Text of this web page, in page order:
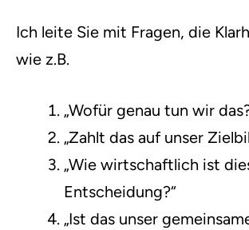
Ich leite Sie mit Fragen, die
wie z.B.
„Wofür genau tun wir
„Zahlt das auf unser
„Wie wirtschaftlich ist
Entscheidung?“
„Ist das unser